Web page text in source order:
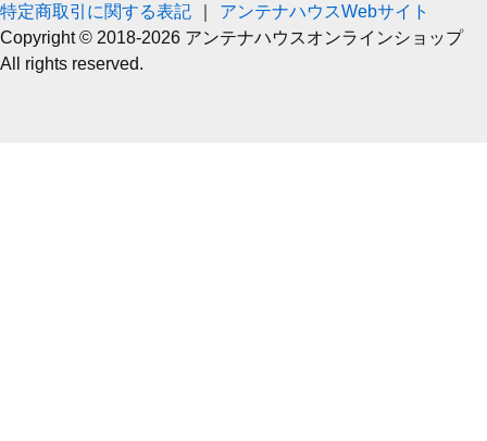
特定商取引に関する表記
アンテナハウスWebサイト
Copyright © 2018-2026 アンテナハウスオンラインショップ
All rights reserved.